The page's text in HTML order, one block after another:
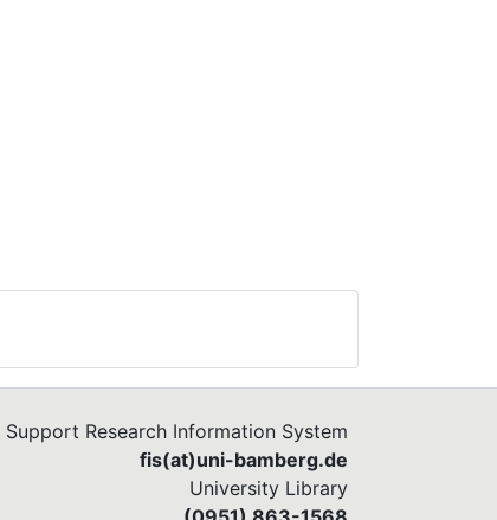
Support Research Information System
fis(at)uni-bamberg.de
University Library